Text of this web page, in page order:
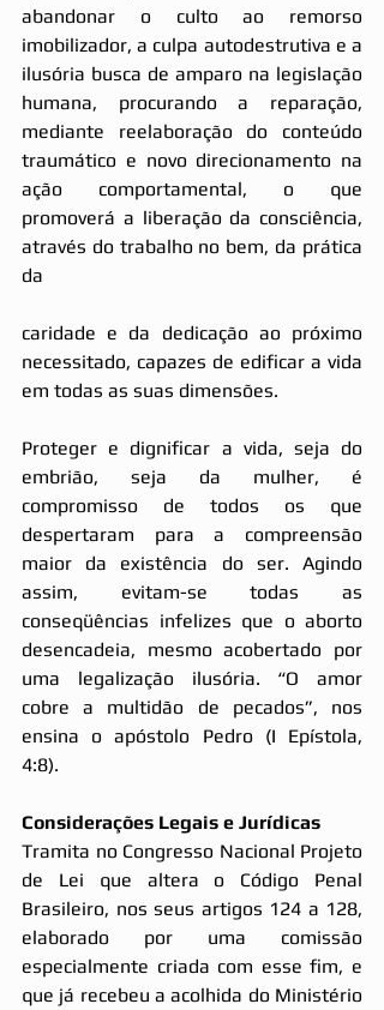
abandonar o culto ao remorso
imobilizador, a culpa autodestrutiva e a
ilusória busca de amparo na legislação
humana, procurando a reparação,
mediante reelaboração do conteúdo
traumático e novo direcionamento na
ação comportamental, o que
promoverá a liberação da consciência,
através do trabalho no bem, da prática
da
caridade e da dedicação ao próximo
necessitado, capazes de edificar a vida
em todas as suas dimensões.
Proteger e dignificar a vida, seja do
embrião, seja da mulher, é
compromisso de todos os que
despertaram para a compreensão
maior da existência do ser. Agindo
assim, evitam-se todas as
conseqüências infelizes que o aborto
desencadeia, mesmo acobertado por
uma legalização ilusória. “O amor
cobre a multidão de pecados”, nos
ensina o apóstolo Pedro (I Epístola,
4:8).
Considerações Legais e Jurídicas
Tramita no Congresso Nacional Projeto
de Lei que altera o Código Penal
Brasileiro, nos seus artigos 124 a 128,
elaborado por uma comissão
especialmente criada com esse fim, e
que já recebeu a acolhida do Ministério